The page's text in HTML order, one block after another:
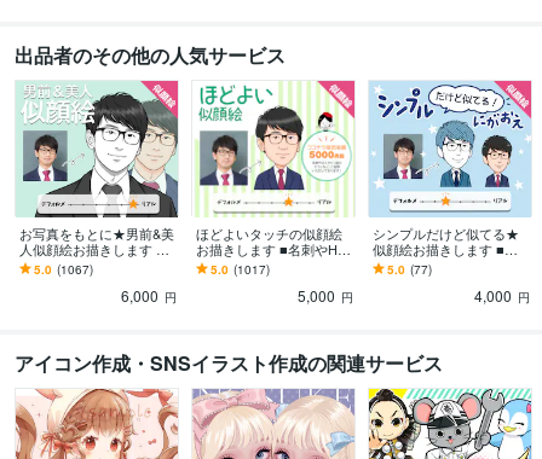
出品者のその他の人気サービス
お写真をもとに★男前&美
人似顔絵お描きします ■
リアルだけど、お写真よ
りも親しみやすい印象に
5.0 (1067)
6,000 円
ほどよいタッチの似顔絵
お描きします ■名刺やHP
のスタッフ紹介、アイコ
ンにも使いやすい！
5.0 (1017)
5,000 円
シンプルだけど似てる★
似顔絵お描きします ■ご
好評■名刺やスタッフ紹
介、アイコンに！！
5.0 (77)
4,000 円
アイコン作成・SNSイラスト作成の関連サービス